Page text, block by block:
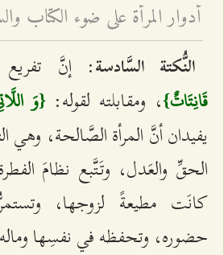
أدوار المرأة على ضوء الكتاب
النُّكتة السَّادسة: إنَّ تفريع
قَانِتَاتٌ}، ومقابلته لقوله:{وَ
يفيدان أنَّ المرأة الصَّالحة، وهي
الحقِّ والعَدل، وتَتَّبع نظامَ
كانَت مطيعةً لزوجها،
حضوره، وتحفظه في نفسِها